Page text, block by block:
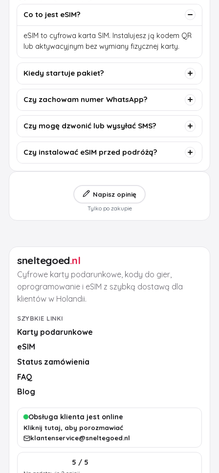
Co to jest eSIM?
eSIM to cyfrowa karta SIM. Instalujesz ją kodem QR
lub aktywacyjnym bez wymiany fizycznej karty.
Kiedy startuje pakiet?
Czy zachowam numer WhatsApp?
Czy mogę dzwonić lub wysyłać SMS?
Czy instalować eSIM przed podróżą?
Napisz opinię
Tylko po zakupie
sneltegoed.nl
Cyfrowe karty podarunkowe, kody do gier,
oprogramowanie i eSIM z szybką dostawą dla
klientów w Holandii.
SZYBKIE LINKI
Karty podarunkowe
eSIM
Status zamówienia
FAQ
Blog
Obsługa klienta jest online
Kliknij tutaj, aby porozmawiać
klantenservice@sneltegoed.nl
5 / 5